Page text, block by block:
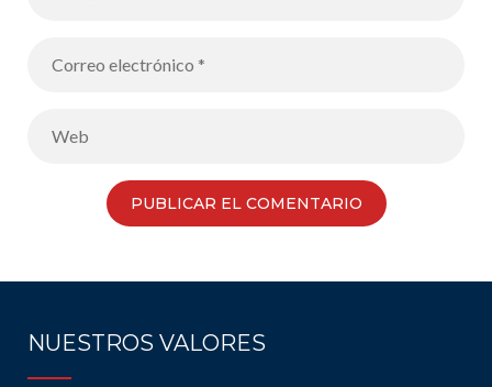
NUESTROS VALORES